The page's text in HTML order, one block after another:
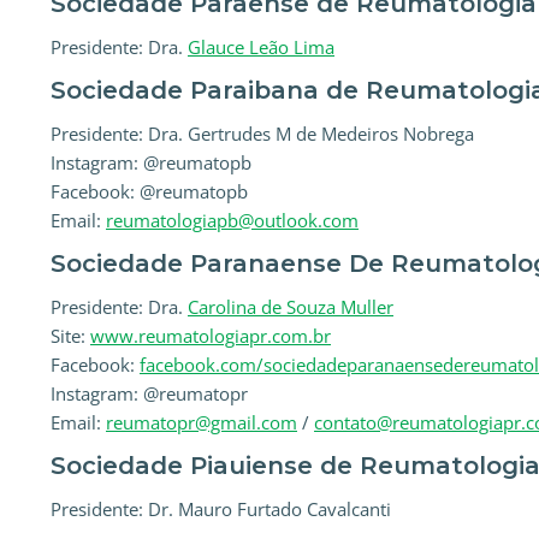
Presidente: Dra. Glauce Leão Lima
Sociedade Paraibana de
Presidente: Dra. Gertrudes M de Medeiros Nobrega
Instagram: @reumatopb
Facebook: @reumatopb
Email: reumatologiapb@outlook.com
Sociedade Paranaense De
Presidente: Dra. Carolina de Souza Muller
Site: www.reumatologiapr.com.br
Facebook: facebook.com/
Instagram: @reumatopr
Email: reumatopr@gmail.com /
Sociedade Piauiense de Reumatologia
Presidente: Dr. Mauro Furtado Cavalcanti